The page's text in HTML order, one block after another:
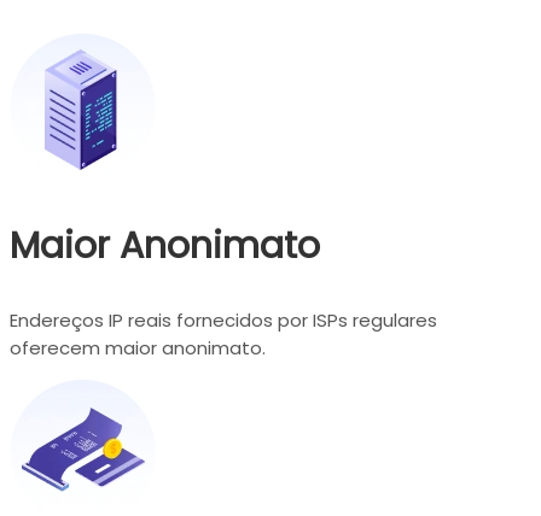
Maior Anonimato
Endereços IP reais fornecidos por ISPs regulares
oferecem maior anonimato.